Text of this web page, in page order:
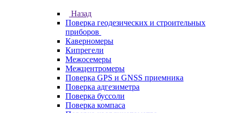
Назад
Поверка геодезических и строительных
приборов
Каверномеры
Кипрегели
Межосемеры
Межцентромеры
Поверка GPS и GNSS приемника
Поверка адгезиметра
Поверка буссоли
Поверка компаса